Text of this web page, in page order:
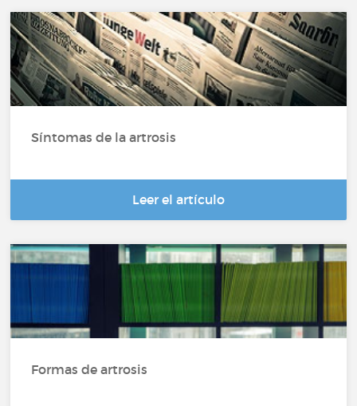
Síntomas de la artrosis
Leer el artículo
Formas de artrosis